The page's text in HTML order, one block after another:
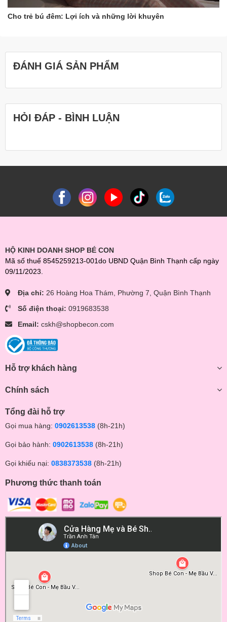
Cho trẻ bú đêm: Lợi ích và những lời khuyên
ĐÁNH GIÁ SẢN PHẨM
HỎI ĐÁP - BÌNH LUẬN
HỘ KINH DOANH SHOP BÉ CON
Mã số thuế 8545259213-001do UBND Quận Bình Thạnh cấp ngày
09/11/2023.
Địa chỉ: 26 Hoàng Hoa Thám, Phường 7, Quận Bình Thạnh
Số điện thoại: 0919683538
Email: cskh@shopbecon.com
Hỗ trợ khách hàng
Chính sách
Tổng đài hỗ trợ
Gọi mua hàng: 0902613538 (8h-21h)
Gọi bảo hành: 0902613538 (8h-21h)
Gọi khiếu nại: 0838373538 (8h-21h)
Phương thức thanh toán